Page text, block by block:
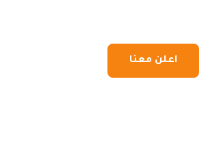
اعلن معنا